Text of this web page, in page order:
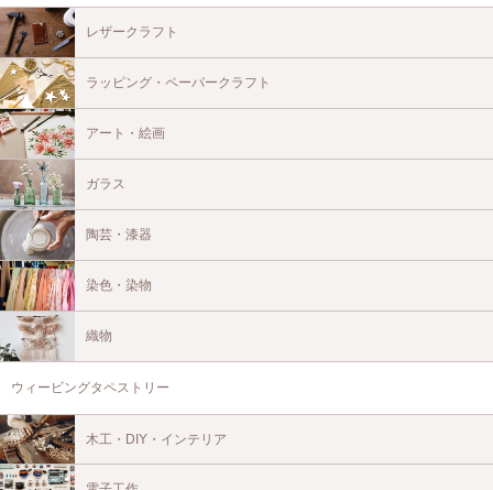
レザークラフト
ラッピング・ペーパークラフト
アート・絵画
ガラス
陶芸・漆器
染色・染物
織物
ウィービングタペストリー
木工・DIY・インテリア